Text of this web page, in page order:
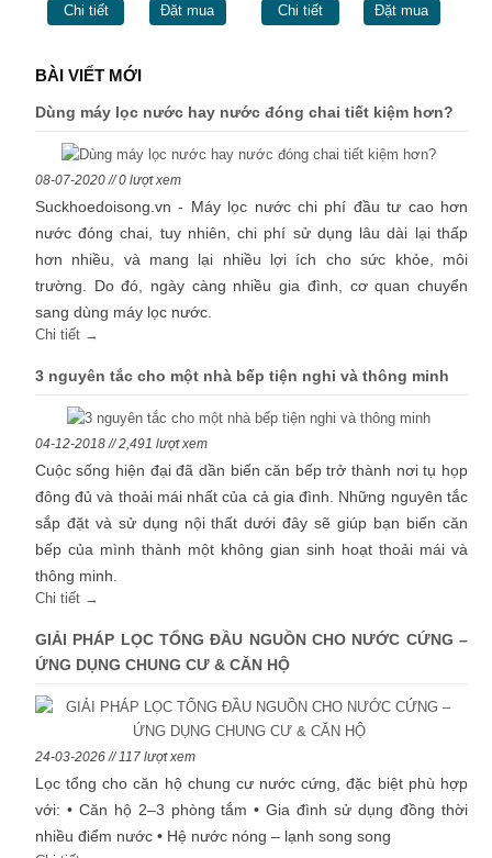
Chi tiết Đặt mua Chi tiết Đặt mua
BÀI VIẾT MỚI
Dùng máy lọc nước hay nước đóng chai tiết kiệm hơn?
08-07-2020 // 0 lượt xem
Suckhoedoisong.vn - Máy lọc nước chi phí đầu tư cao hơn
nước đóng chai, tuy nhiên, chi phí sử dụng lâu dài lại thấp
hơn nhiều, và mang lại nhiều lợi ích cho sức khỏe, môi
trường. Do đó, ngày càng nhiều gia đình, cơ quan chuyển
sang dùng máy lọc nước.
Chi tiết →
3 nguyên tắc cho một nhà bếp tiện nghi và thông minh
04-12-2018 // 2,491 lượt xem
Cuộc sống hiện đại đã dần biến căn bếp trở thành nơi tụ họp
đông đủ và thoải mái nhất của cả gia đình. Những nguyên tắc
sắp đặt và sử dụng nội thất dưới đây sẽ giúp bạn biến căn
bếp của mình thành một không gian sinh hoạt thoải mái và
thông minh.
Chi tiết →
GIẢI PHÁP LỌC TỔNG ĐẦU NGUỒN CHO NƯỚC CỨNG –
ỨNG DỤNG CHUNG CƯ & CĂN HỘ
24-03-2026 // 117 lượt xem
Lọc tổng cho căn hộ chung cư nước cứng, đặc biệt phù hợp
với: • Căn hộ 2–3 phòng tắm • Gia đình sử dụng đồng thời
nhiều điểm nước • Hệ nước nóng – lạnh song song